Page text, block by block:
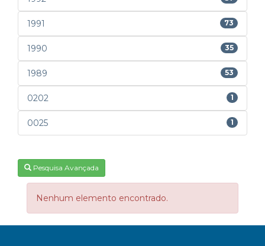
1991 73
1990 35
1989 53
0202 1
0025 1
Pesquisa Avançada
Nenhum elemento encontrado.